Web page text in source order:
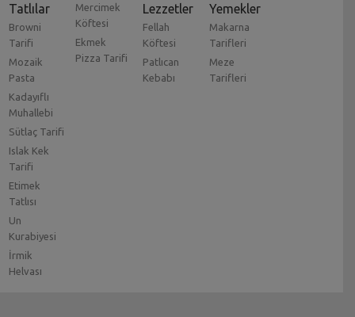
Tatlılar
Browni
Tarifi
Mozaik
Pasta
Kadayıflı
Muhallebi
Sütlaç Tarifi
Islak Kek
Tarifi
Etimek
Tatlısı
Un
Kurabiyesi
İrmik
Helvası
Mercimek
Köftesi
Ekmek
Pizza Tarifi
Lezzetler
Fellah
Köftesi
Patlıcan
Kebabı
Yemekler
Makarna
Tarifleri
Meze
Tarifleri